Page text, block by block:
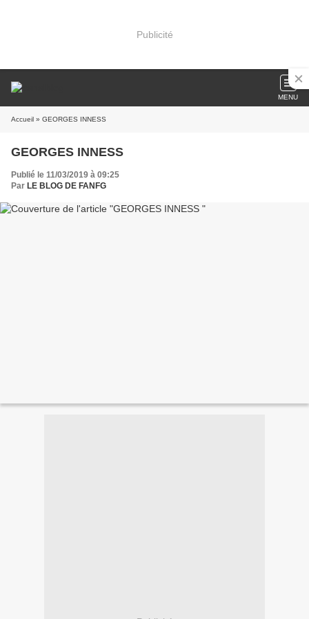
Publicité
MENU
Accueil » GEORGES INNESS
GEORGES INNESS
Publié le 11/03/2019 à 09:25
Par LE BLOG DE FANFG